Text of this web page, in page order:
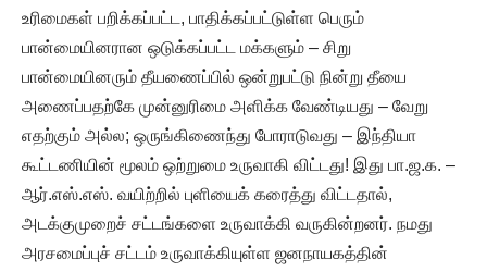
உரிமைகள் பறிக்கப்பட்ட, பாதிக்கப்பட்டுள்ள பெரும்
பான்மையினரான ஒடுக்கப்பட்ட மக்களும் – சிறு
பான்மையினரும் தீயணைப்பில் ஒன்றுபட்டு நின்று தீயை
அணைப்பதற்கே முன்னுரிமை அளிக்க வேண்டியது – வேறு
எதற்கும் அல்ல; ஒருங்கிணைந்து போராடுவது – இந்தியா
கூட்டணியின் மூலம் ஒற்றுமை உருவாகி விட்டது! இது பா.ஜ.க. –
ஆர்.எஸ்.எஸ். வயிற்றில் புளியைக் கரைத்து விட்டதால்,
அடக்குமுறைச் சட்டங்களை உருவாக்கி வருகின்றனர். நமது
அரசமைப்புச் சட்டம் உருவாக்கியுள்ள ஜனநாயகத்தின்